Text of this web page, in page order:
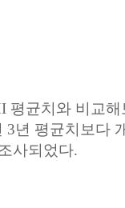
평균치와 비교해
3년 평균치보다
조사되었다.